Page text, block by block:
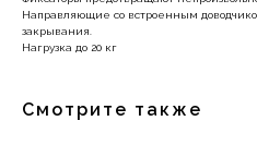
Направляющие со встроенным
закрывания.
Нагрузка до 20 кг
Смотрите также